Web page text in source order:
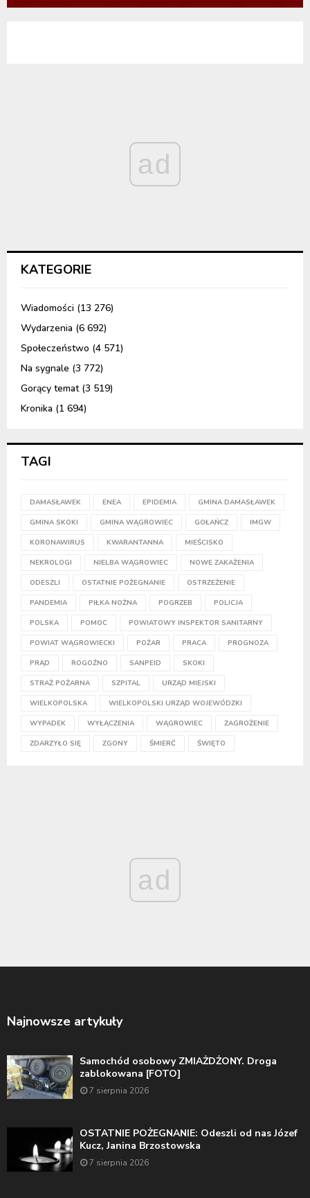
ad
KATEGORIE
Wiadomości (13 276)
Wydarzenia (6 692)
Społeczeństwo (4 571)
Na sygnale (3 772)
Gorący temat(3 519)
Kronika (1 694)
TAGI
DAMASŁAWEK ENEA EPIDEMIA GMINA DAMASŁAWEK
GMINA SKOKI GMINA WĄGROWIEC GOŁAŃCZ IMGW
KORONAWIRUS KWARANTANNA MIEŚCISKO
NEKROLOGI NIELBA WĄGROWIEC NOWE ZAKAŻENIA
ODESZLI OSTATNIE POŻEGNANIE OSTRZEŻENIE
PANDEMIA PIŁKA NOŻNA POGRZEB POLICJA
POLSKA POMOC POWIATOWY INSPEKTOR SANITARNY
POWIAT WĄGROWIECKI POŻAR PRACA PROGNOZA
PRĄD ROGOŹNO SANPEID SKOKI
STRAŻ POŻARNA SZPITAL URZĄD MIEJSKI
WIELKOPOLSKA WIELKOPOLSKI URZĄD WOJEWÓDZKI
WYPADEK WYŁĄCZENIA WĄGROWIEC ZAGROŻENIE
ZDARZYŁO SIĘ ZGONY ŚMIERĆ ŚWIĘTO
ad
Najnowsze artykuły
Samochód osobowy ZMIAŻDŻONY. Droga
zablokowana [FOTO]
7 sierpnia 2026
OSTATNIE POŻEGNANIE: Odeszli od nas Józef
Kucz, Janina Brzostowska
7 sierpnia 2026